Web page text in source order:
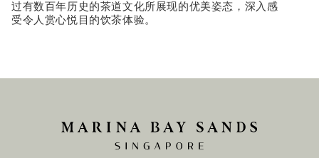
过有数百年历史的茶道文化所展现的优美姿态，深入感
受令人赏心悦目的饮茶体验。